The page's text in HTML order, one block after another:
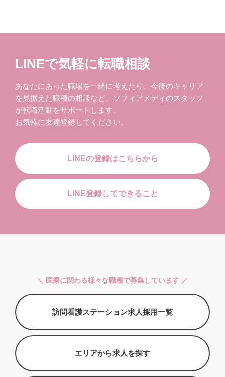
LINEで気軽に転職相談
あなたにあった職場を一緒に考えたり、今後のキャリア
を見据えた職種の相談など、ソフィアメディのスタッフ
が転職活動をサポートします。
お気軽に友達登録してください。
LINEの登録はこちらから
LINE登録してできること
＼ 医療に関わる様々な職種で募集しています ／
訪問看護ステーション求人採用一覧
エリアから求人を探す